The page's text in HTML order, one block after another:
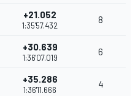
+21.052
1:35'57.432
8
+30.639
1:36'07.019
6
+35.286
1:36'11.666
4